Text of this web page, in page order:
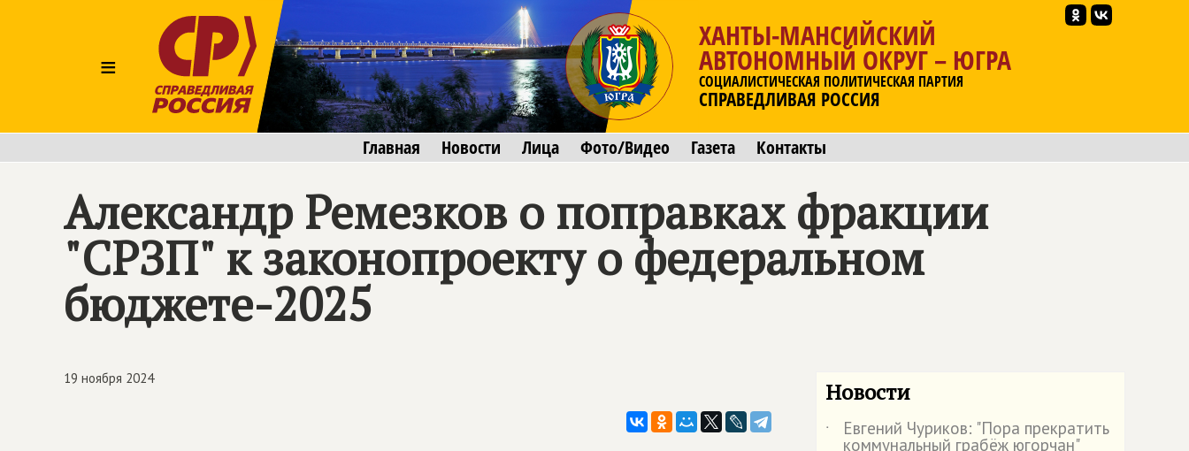
≡
ХАНТЫ-МАНСИЙСКИЙ
АВТОНОМНЫЙ ОКРУГ – ЮГРА
СОЦИАЛИСТИЧЕСКАЯ ПОЛИТИЧЕСКАЯ ПАРТИЯ
СПРАВЕДЛИВАЯ РОССИЯ
Главная Новости Лица Фото/Видео Газета Контакты
Александр Ремезков о поправках фракции
"СРЗП" к законопроекту о федеральном
бюджете-2025
19 ноября 2024 Новости
˙ Евгений Чуриков: "Пора прекратить
коммунальный грабёж югорчан"